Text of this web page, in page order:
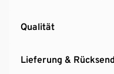
Qualität
Lieferung &